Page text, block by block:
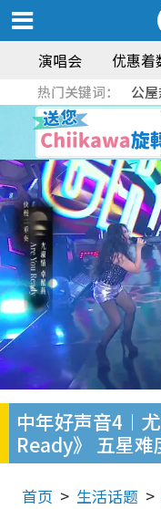
演唱会 优惠着
热门关键词： 公
中年好声音4︱
Ready》 五星
首页 生活话题